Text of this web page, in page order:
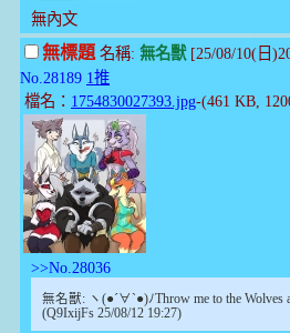
無內文
無標題名稱: 無名獸[25/08/10(日
No.28189 1推
檔名： 1754830027393.jpg-(461 KB,
>>No.28036
無名獸: ヽ(●´∀`●)ﾉThrow me to the Wolves
(Q9IxijFs 25/08/12 19:27)